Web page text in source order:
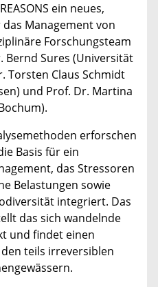
ein neues,
Management von
Forschungsteam
Bernd Sures (Universität
Torsten Claus Schmidt
und Prof. Dr. Martina
erforschen
Basis für ein
das Stressoren
Belastungen sowie
integriert. Das
das sich wandelnde
und findet einen
teils irreversiblen